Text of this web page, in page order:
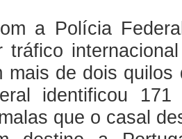
a Polícia
tráfico
mais de dois quilos
identificou
que o casal